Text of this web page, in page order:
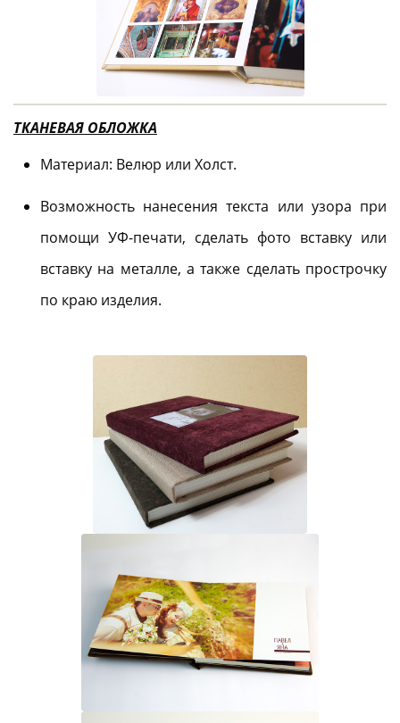
ТКАНЕВАЯ ОБЛОЖКА
Материал: Велюр или Холст.
Возможность нанесения текста или узора при
помощи УФ-печати, сделать фото вставку или
вставку на металле, а также сделать прострочку
по краю изделия.